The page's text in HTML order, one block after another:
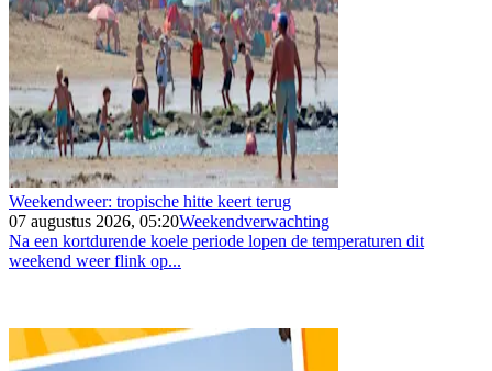
Weekendweer: tropische hitte keert terug
07 augustus 2026, 05:20Weekendverwachting
Na een kortdurende koele periode lopen de temperaturen dit
weekend weer flink op...